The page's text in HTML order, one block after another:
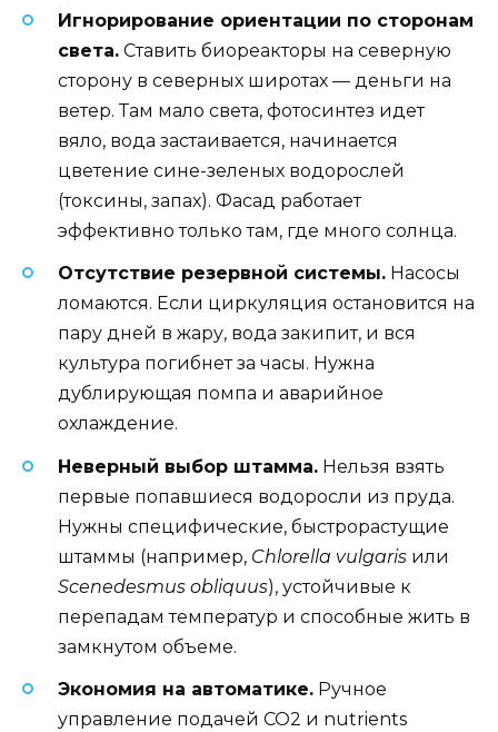
Игнорирование ориентации по сторонам
света. Ставить биореакторы на северную
сторону в северных широтах — деньги на
ветер. Там мало света, фотосинтез идет
вяло, вода застаивается, начинается
цветение сине-зеленых водорослей
(токсины, запах). Фасад работает
эффективно только там, где много солнца.
Отсутствие резервной системы. Насосы
ломаются. Если циркуляция остановится на
пару дней в жару, вода закипит, и вся
культура погибнет за часы. Нужна
дублирующая помпа и аварийное
охлаждение.
Неверный выбор штамма. Нельзя взять
первые попавшиеся водоросли из пруда.
Нужны специфические, быстрорастущие
штаммы (например, Chlorella vulgaris или
Scenedesmus obliquus), устойчивые к
перепадам температур и способные жить в
замкнутом объеме.
Экономия на автоматике. Ручное
управление подачей CO2 и nutrients